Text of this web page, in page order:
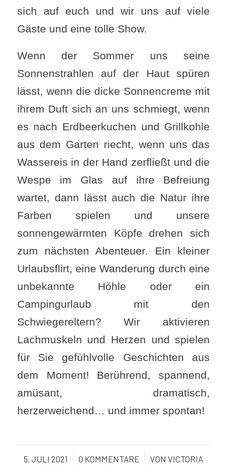
sich auf euch und wir uns auf viele
Gäste und eine tolle Show.
Wenn der Sommer uns seine
Sonnenstrahlen auf der Haut spüren
lässt, wenn die dicke Sonnencreme mit
ihrem Duft sich an uns schmiegt, wenn
es nach Erdbeerkuchen und Grillkohle
aus dem Garten riecht, wenn uns das
Wassereis in der Hand zerfließt und die
Wespe im Glas auf ihre Befreiung
wartet, dann lässt auch die Natur ihre
Farben spielen und unsere
sonnengewärmten Köpfe drehen sich
zum nächsten Abenteuer. Ein kleiner
Urlaubsflirt, eine Wanderung durch eine
unbekannte Höhle oder ein
Campingurlaub mit den
Schwiegereltern? Wir aktivieren
Lachmuskeln und Herzen und spielen
für Sie gefühlvolle Geschichten aus
dem Moment! Berührend, spannend,
amüsant, dramatisch,
herzerweichend… und immer spontan!
5. JULI 2021
/ 0 KOMMENTARE
/ VON VICTORIA